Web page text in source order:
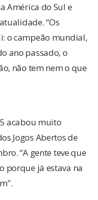
América do Sul e
“Os
o campeão mundial,
ano passado, o
não tem nem o que
acabou muito
Jogos Abertos de
“A gente teve que
porque já estava na